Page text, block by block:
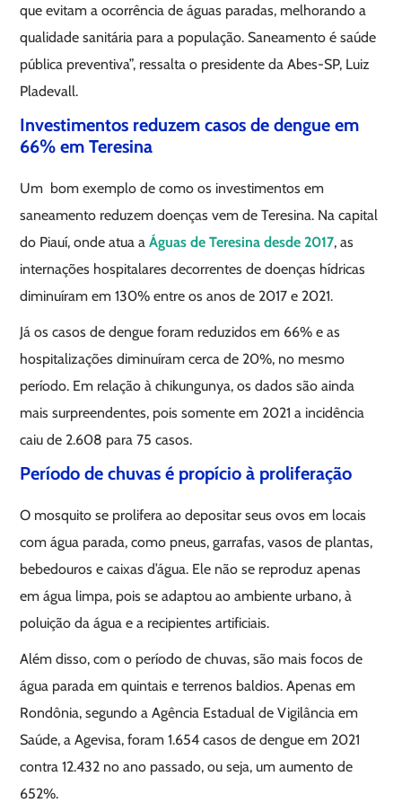
que evitam a ocorrência de águas paradas, melhorando a
qualidade sanitária para a população. Saneamento é saúde
pública preventiva”, ressalta o presidente da Abes-SP, Luiz
Pladevall.
Investimentos reduzem casos de dengue em
66% em Teresina
Um bom exemplo de como os investimentos em
saneamento reduzem doenças vem de Teresina. Na capital
do Piauí, onde atua aÁguas de Teresina desde 2017, as
internações hospitalares decorrentes de doenças hídricas
diminuíram em 130% entre os anos de 2017 e 2021.
Já os casos de dengue foram reduzidos em 66% e as
hospitalizações diminuíram cerca de 20%, no mesmo
período. Em relação à chikungunya, os dados são ainda
mais surpreendentes, pois somente em 2021 a incidência
caiu de 2.608 para 75 casos.
Período de chuvas é propício à proliferação
O mosquito se prolifera ao depositar seus ovos em locais
com água parada, como pneus, garrafas, vasos de plantas,
bebedouros e caixas d’água. Ele não se reproduz apenas
em água limpa, pois se adaptou ao ambiente urbano, à
poluição da água e a recipientes artificiais.
Além disso, com o período de chuvas, são mais focos de
água parada em quintais e terrenos baldios. Apenas em
Rondônia, segundo a Agência Estadual de Vigilância em
Saúde, a Agevisa, foram 1.654 casos de dengue em 2021
contra 12.432 no ano passado, ou seja, um aumento de
652%.